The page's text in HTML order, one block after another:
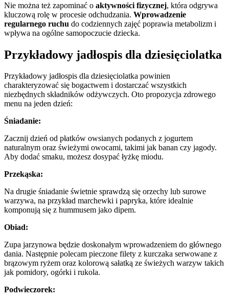
Nie można też zapominać o aktywności fizycznej, która odgrywa
kluczową rolę w procesie odchudzania. Wprowadzenie
regularnego ruchu do codziennych zajęć poprawia metabolizm i
wpływa na ogólne samopoczucie dziecka.
Przykładowy jadłospis dla dziesięciolatka
Przykładowy jadłospis dla dziesięciolatka powinien
charakteryzować się bogactwem i dostarczać wszystkich
niezbędnych składników odżywczych. Oto propozycja zdrowego
menu na jeden dzień:
Śniadanie:
Zacznij dzień od płatków owsianych podanych z jogurtem
naturalnym oraz świeżymi owocami, takimi jak banan czy jagody.
Aby dodać smaku, możesz dosypać łyżkę miodu.
Przekąska:
Na drugie śniadanie świetnie sprawdzą się orzechy lub surowe
warzywa, na przykład marchewki i papryka, które idealnie
komponują się z hummusem jako dipem.
Obiad:
Zupa jarzynowa będzie doskonałym wprowadzeniem do głównego
dania. Następnie polecam pieczone filety z kurczaka serwowane z
brązowym ryżem oraz kolorową sałatką ze świeżych warzyw takich
jak pomidory, ogórki i rukola.
Podwieczorek: